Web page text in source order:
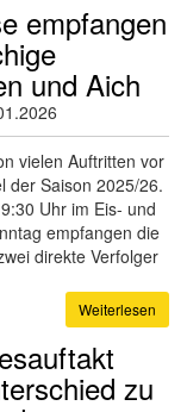
empfangen
und Aich
vielen Auftritten vor
der Saison 2025/26.
Uhr im Eis- und
empfangen die
direkte Verfolger
Weiterlesen
zu